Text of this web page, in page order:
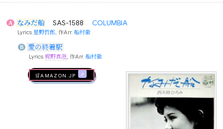
A なみだ船 SAS-1588 COLUMBIA
Lyrics 星野哲郎 , 作Arr.船村徹
B 愛の終着駅
Lyrics 梶野真澄, 作Arr. 船村徹
🛒AMAZON.jp